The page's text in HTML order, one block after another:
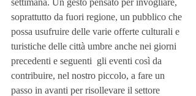
settimana. Un gesto pensato per invogliare,
soprattutto da fuori regione, un pubblico che
possa usufruire delle varie offerte culturali e
turistiche delle città umbre anche nei giorni
precedenti e seguenti  gli eventi così da
contribuire, nel nostro piccolo, a fare un
passo in avanti per risollevare il settore